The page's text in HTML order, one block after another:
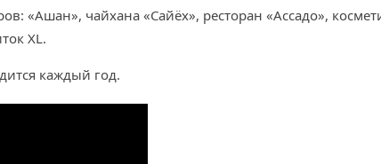
«Ашан», чайхана «Сайёх», ресторан «Ассадо»,
XL.
каждый год.